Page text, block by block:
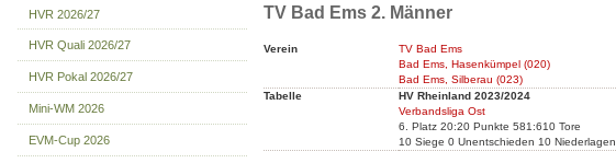
HVR 2026/27
HVR Quali 2026/27
HVR Pokal 2026/27
Mini-WM 2026
EVM-Cup 2026
TV Bad Ems 2. Männer
Verein
TV Bad Ems
Bad Ems, Hasenkümpel (020)
Bad Ems, Silberau (023)
Tabelle
HV Rheinland 2023/2024
Verbandsliga Ost
6. Platz 20:20 Punkte 581:610 Tore
10 Siege 0 Unentschieden 10 Niederlagen